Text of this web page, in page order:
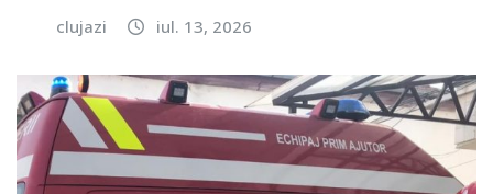
clujazi iul. 13, 2026